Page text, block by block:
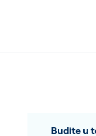
Budite u